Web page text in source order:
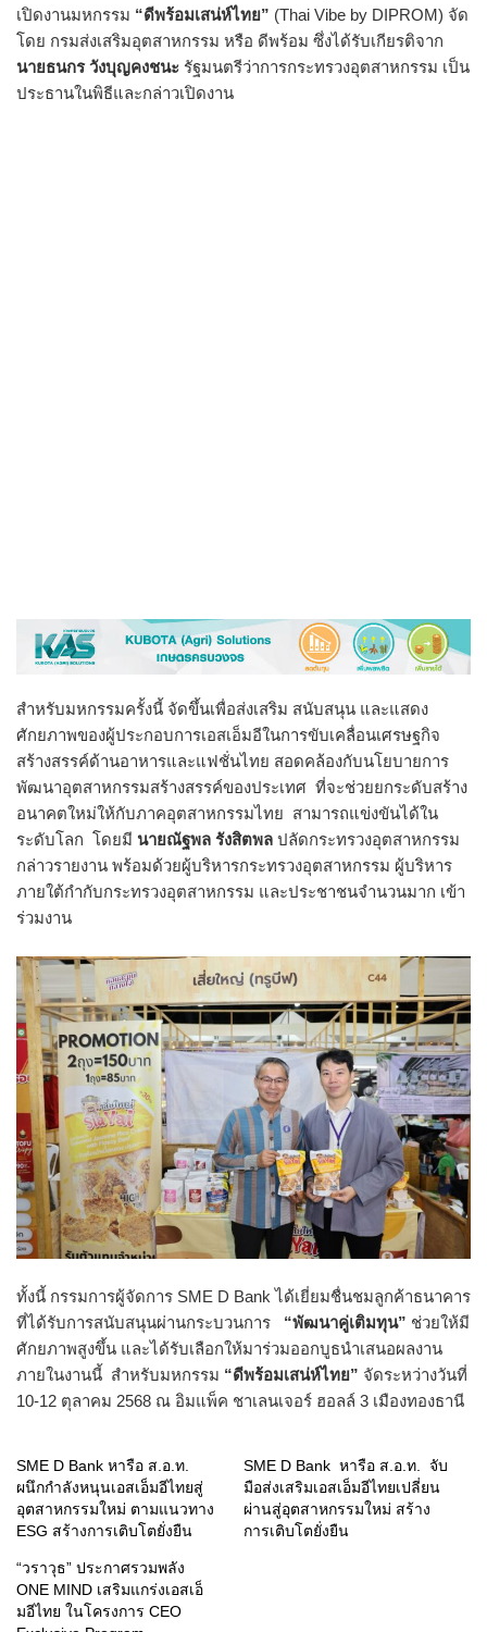
เปิดงานมหกรรม “ดีพร้อมเสน่ห์ไทย” (Thai Vibe by DIPROM) จัด
โดย กรมส่งเสริมอุตสาหกรรม หรือ ดีพร้อม ซึ่งได้รับเกียรติจาก
นายธนกร วังบุญคงชนะ รัฐมนตรีว่าการกระทรวงอุตสาหกรรม เป็น
ประธานในพิธีและกล่าวเปิดงาน
สำหรับมหกรรมครั้งนี้ จัดขึ้นเพื่อส่งเสริม สนับสนุน และแสดง
ศักยภาพของผู้ประกอบการเอสเอ็มอีในการขับเคลื่อนเศรษฐกิจ
สร้างสรรค์ด้านอาหารและแฟชั่นไทย สอดคล้องกับนโยบายการ
พัฒนาอุตสาหกรรมสร้างสรรค์ของประเทศ ที่จะช่วยยกระดับสร้าง
อนาคตใหม่ให้กับภาคอุตสาหกรรมไทย สามารถแข่งขันได้ใน
ระดับโลก โดยมี นายณัฐพล รังสิตพล ปลัดกระทรวงอุตสาหกรรม
กล่าวรายงาน พร้อมด้วยผู้บริหารกระทรวงอุตสาหกรรม ผู้บริหาร
ภายใต้กำกับกระทรวงอุตสาหกรรม และประชาชนจำนวนมาก เข้า
ร่วมงาน
ทั้งนี้ กรรมการผู้จัดการ SME D Bank ได้เยี่ยมชื่นชมลูกค้าธนาคาร
ที่ได้รับการสนับสนุนผ่านกระบวนการ “พัฒนาคู่เติมทุน” ช่วยให้มี
ศักยภาพสูงขึ้น และได้รับเลือกให้มาร่วมออกบูธนำเสนอผลงาน
ภายในงานนี้ สำหรับมหกรรม “ดีพร้อมเสน่ห์ไทย” จัดระหว่างวันที่
10-12 ตุลาคม 2568 ณ อิมแพ็ค ชาเลนเจอร์ ฮอลล์ 3 เมืองทองธานี
SME D Bank หารือ ส.อ.ท.
ผนึกกำลังหนุนเอสเอ็มอีไทยสู่
อุตสาหกรรมใหม่ ตามแนวทาง
ESG สร้างการเติบโตยั่งยืน
SME D Bank หารือ ส.อ.ท. จับ
มือส่งเสริมเอสเอ็มอีไทยเปลี่ยน
ผ่านสู่อุตสาหกรรมใหม่ สร้าง
การเติบโตยั่งยืน
“วราวุธ” ประกาศรวมพลัง
ONE MIND เสริมแกร่งเอสเอ็
มอีไทย ในโครงการ CEO